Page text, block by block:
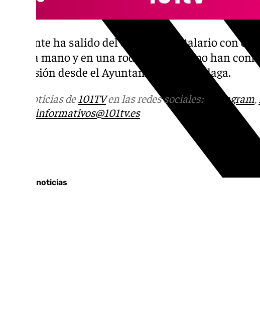
El agente ha salido del centro hospitalario con
en una mano y en una rodilla, tal y como han
Televisión desde el Ayuntamiento de Málaga.
Más noticias de 101TVen las redes sociales: Instagram,
informativos@101tv.es
Últimas noticias